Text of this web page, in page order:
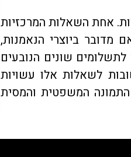
אחת השאלות המרכזיות
מדובר ביוצרי הנאמנות,
שונים הנובעים
לשאלות אלו עשויות
המשפטית והמסית